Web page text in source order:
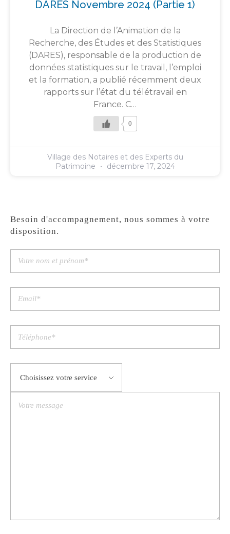
DARES Novembre 2024 (partie 1)
La Direction de l’Animation de la
Recherche, des Études et des Statistiques
(DARES), responsable de la production de
données statistiques sur le travail, l’emploi
et la formation, a publié récemment deux
rapports sur l’état du télétravail en
France. C…
0
Village des Notaires et des Experts du
Patrimoine
décembre 17, 2024
Besoin d'accompagnement, nous sommes à votre
disposition.